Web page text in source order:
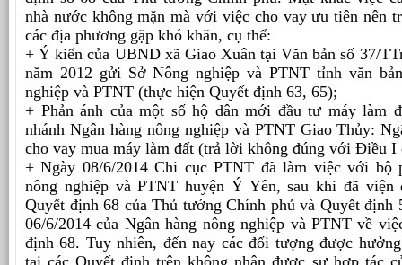
nhà nước không mặn mà với việc cho vay ưu tiên nên
các địa phương gặp khó khăn, cụ thể:
+ Ý kiến của UBND xã Giao Xuân tại Văn bản số 37/
năm 2012 gửi Sở Nông nghiệp và PTNT tỉnh văn
nghiệp và PTNT (thực hiện Quyết định 63, 65);
+ Phản ánh của một số hộ dân mới đầu tư máy làm
nhánh Ngân hàng nông nghiệp và PTNT Giao Thủy:
cho vay mua máy làm đất (trả lời không đúng với Điều I
+ Ngày 08/6/2014 Chi cục PTNT đã làm việc với bộ
nông nghiệp và PTNT huyện Ý Yên, sau khi đã viện
Quyết định 68 của Thủ tướng Chính phủ và Quyết
06/6/2014 của Ngân hàng nông nghiệp và PTNT về
định 68. Tuy nhiên, đến nay các đối tượng được